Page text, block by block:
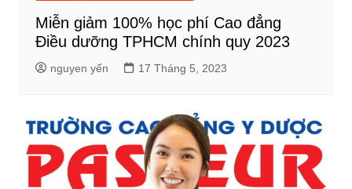
Miễn giảm 100% học phí Cao đẳng
Điều dưỡng TPHCM chính quy 2023
nguyen yến 17 Tháng 5, 2023